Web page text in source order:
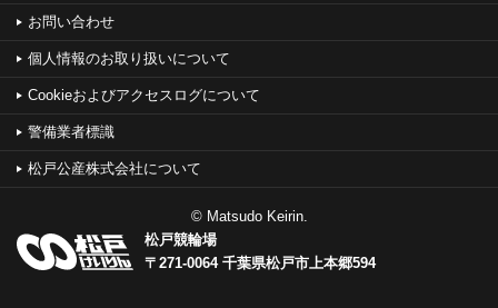
お問い合わせ
個人情報のお取り扱いについて
Cookieおよびアクセスログについて
警備業者標識
松戸公産株式会社について
© Matsudo Keirin.
松戸競輪場
〒271-0064 千葉県松戸市上本郷594